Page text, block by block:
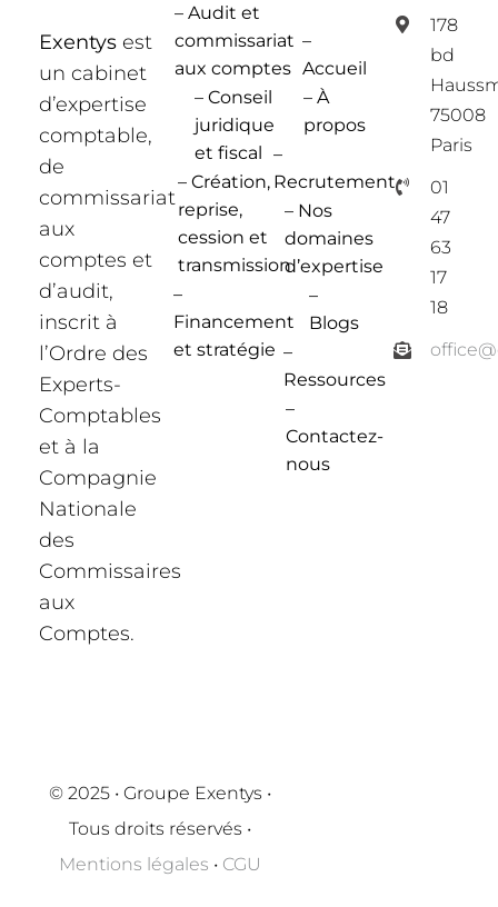
Exentys est
un cabinet
d’expertise
comptable,
de
commissariat
aux
comptes et
d’audit,
inscrit à
l’Ordre des
Experts-
Comptables
et à la
Compagnie
Nationale
des
Commissaires
aux
Comptes.
– Audit et
commissariat
aux comptes
– Conseil
juridique
et fiscal
– Création,
reprise,
cession et
transmission
–
Financement
et stratégie
–
Accueil
– À
propos
–
Recrutement
– Nos
domaines
d’expertise
–
Blogs
–
Ressources
–
Contactez-
nous
178
bd
75008
Paris
01
47
63
17
18
© 2025 • Groupe Exentys •
Tous droits réservés •
Mentions légales • CGU